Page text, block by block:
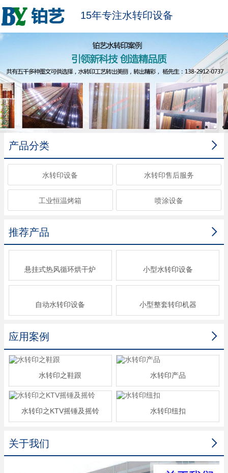
15年专注水转印设备

产品分类
水转印设备 水转印售后服务
工业恒温烤箱 喷涂设备

推荐产品
悬挂式热风循环烘干炉 小型水转印设备
自动水转印设备 小型整套转印机器

应用案例
水转印之鞋跟 水转印产品
水转印之KTV摇锤及摇铃 水转印纽扣

关于我们